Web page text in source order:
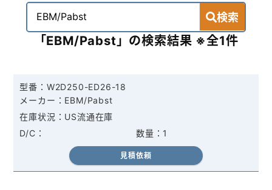
お問い合わせ
検索
「EBM/Pabst」の検索結果 ※全1件
W2D250-ED26-18
EBM/Pabst
1
US流通在庫
見積依頼